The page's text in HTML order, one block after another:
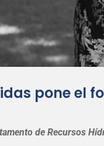
pone el
de Recursos